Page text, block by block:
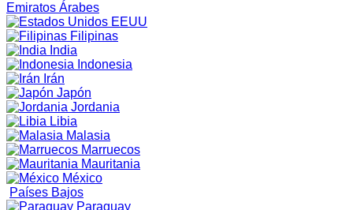
Emiratos Árabes
EEUU
Filipinas
India
Indonesia
Irán
Japón
Jordania
Libia
Malasia
Marruecos
Mauritania
México
Países Bajos
Paraguay